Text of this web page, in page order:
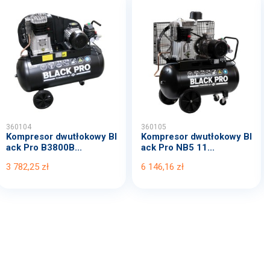
360104
Kompresor dwutłokowy Bl
ack Pro B3800B...
3 782,25 zł
360105
Kompresor dwutłokowy Bl
ack Pro NB5 11...
6 146,16 zł